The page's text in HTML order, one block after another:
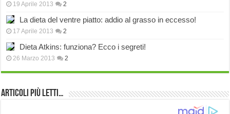
19 Aprile 2013 2
La dieta del ventre piatto: addio al grasso in eccesso!
17 Aprile 2013 2
Dieta Atkins: funziona? Ecco i segreti!
26 Marzo 2013 2
Articoli più Letti…